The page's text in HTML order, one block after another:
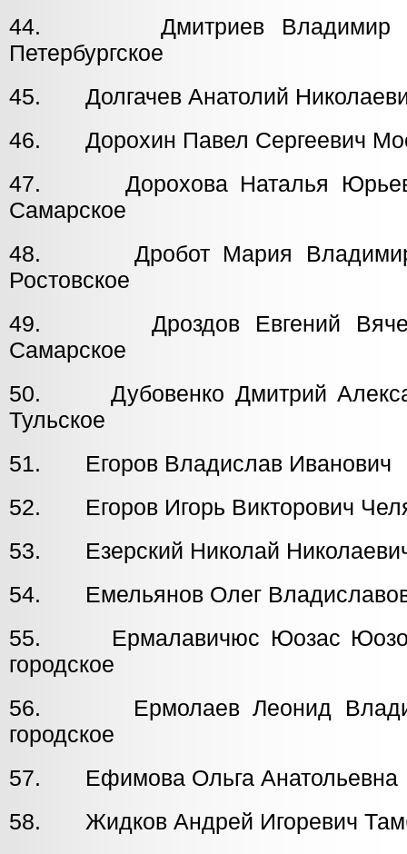
44. Дмитриев Владимир
Петербургское
45. Долгачев Анатолий
46. Дорохин Павел Сергеевич
47. Дорохова Наталья
Самарское
48. Дробот Мария
Ростовское
49. Дроздов Евгений
Самарское
50. Дубовенко Дмитрий
Тульское
51. Егоров Владислав
52. Егоров Игорь Викторович
53. Езерский Николай
54. Емельянов Олег
55. Ермалавичюс Юозас
городское
56. Ермолаев Леонид
городское
57. Ефимова Ольга
58. Жидков Андрей Игоревич